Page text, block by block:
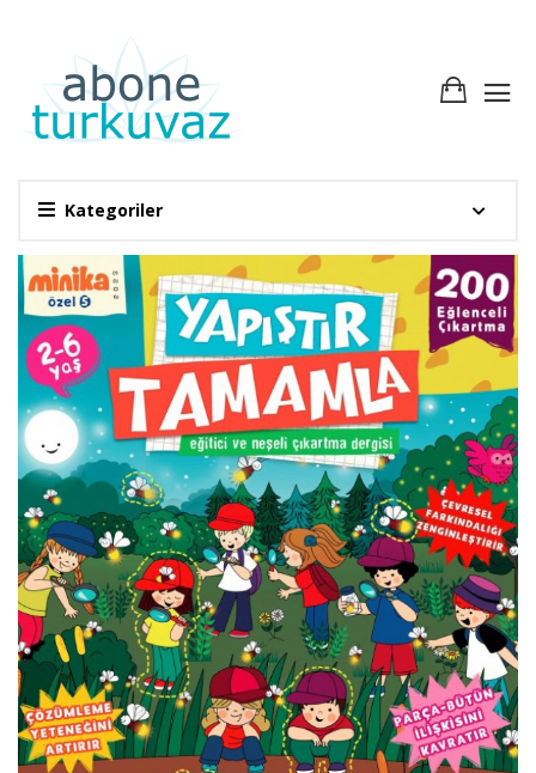
Kategoriler